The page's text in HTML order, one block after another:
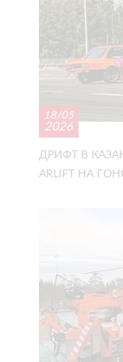
18/05
2026
ДРИФТ В
ARLIFT НА